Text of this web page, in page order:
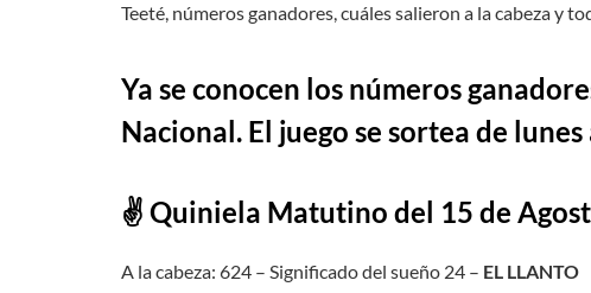
Teeté, números ganadores, cuáles salieron a la cabeza y
Ya se conocen los números
Nacional. El juego se sortea de
✌ Quiniela Matutino del 15 de
A la cabeza: 624 – Significado del sueño 24 – EL LLANTO